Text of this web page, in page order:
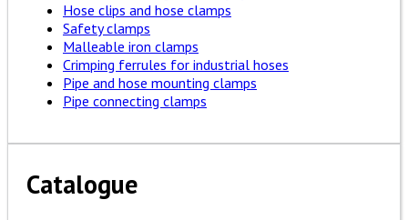
Hose clips and hose clamps
Safety clamps
Malleable iron clamps
Crimping ferrules for industrial hoses
Pipe and hose mounting clamps
Pipe connecting clamps
Catalogue